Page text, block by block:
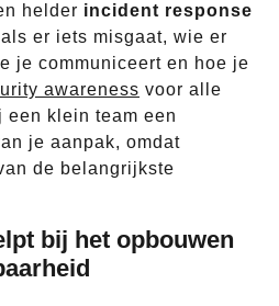
helder incident response
er iets misgaat, wie er
je communiceert en hoe je
awareness voor alle
een klein team een
je aanpak, omdat
de belangrijkste
bij het opbouwen